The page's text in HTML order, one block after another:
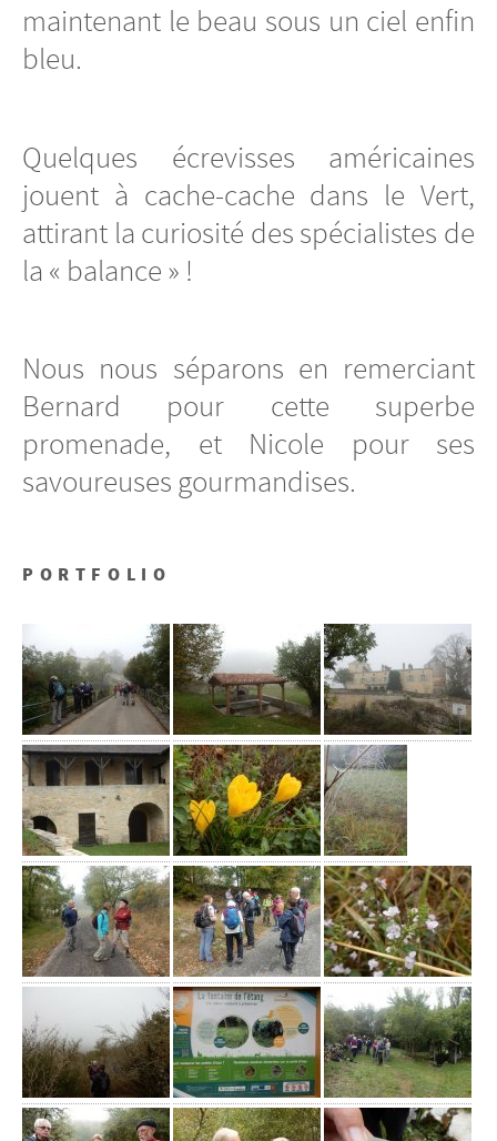
maintenant le beau sous un ciel enfin
bleu.
Quelques écrevisses américaines
jouent à cache-cache dans le Vert,
attirant la curiosité des spécialistes de
la « balance » !
Nous nous séparons en remerciant
Bernard pour cette superbe
promenade, et Nicole pour ses
savoureuses gourmandises.
PORTFOLIO